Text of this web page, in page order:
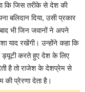
कि जिस तरीके से देश की
बलिदान दिया, उसी प्रकार
भी जिन जवानों ने अपने
याद रखेंगी। उन्होंने कहा कि
ड्यूटी करते हुए देश के लिए
है तो राजेश के देशप्रेम से
की प्रेरणा देता है।